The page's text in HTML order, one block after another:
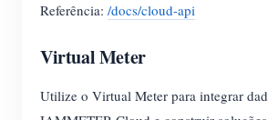
Referência: /docs/cloud-api
Virtual Meter
Utilize o Virtual Meter para integrar